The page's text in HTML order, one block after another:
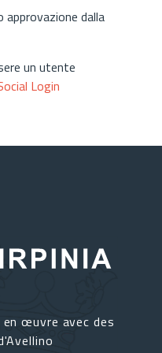
dalla
un utente
Login
œuvre avec des